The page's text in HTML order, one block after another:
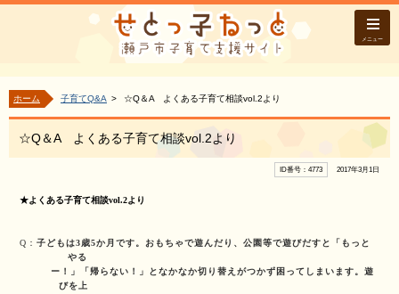
メニュー
ホーム 子育てQ&A ☆Q＆A よくある子育て相談vol.2より
☆Q＆A よくある子育て相談vol.2より
ID番号：4773 2017年3月1日
★よくある子育て相談vol.2より
Q： 子どもは3歳5か月です。おもちゃで遊んだり、公園等で遊びだすと「もっと
やる
ー！」「帰らない！」となかなか切り替えがつかず困ってしまいます。遊
びを上